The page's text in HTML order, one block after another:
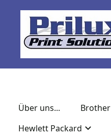
Über uns...
Brother
Hewlett Packard